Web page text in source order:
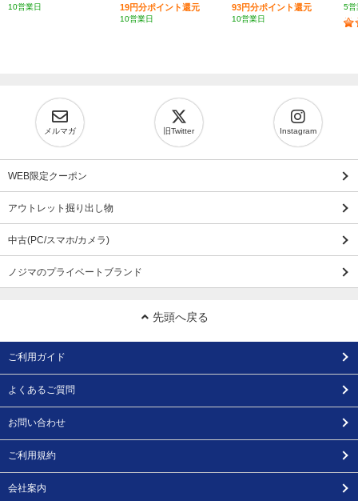
10営業日
19円分ポイント還元
10営業日
93円分ポイント還元
10営業日
5営
メルマガ 旧Twitter Instagram
WEB限定クーポン
アウトレット掘り出し物
中古(PC/スマホ/カメラ)
ノジマのプライベートブランド
先頭へ戻る
ご利用ガイド
よくあるご質問
お問い合わせ
ご利用規約
会社案内